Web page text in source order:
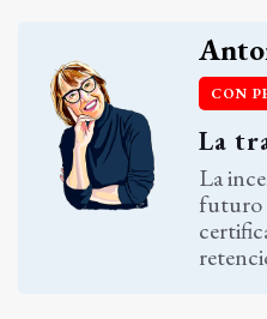
CON
La
La
futuro